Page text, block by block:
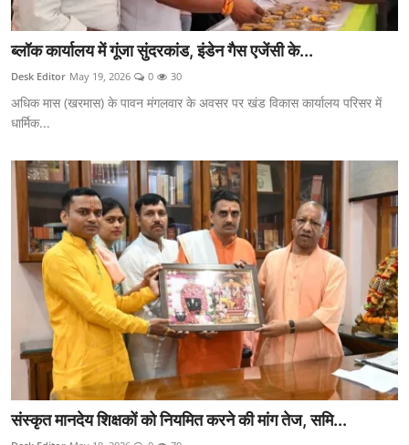
ब्लॉक कार्यालय में गूंजा सुंदरकांड, इंडेन गैस एजेंसी के...
Desk Editor May 19, 2026 0 30
अधिक मास (खरमास) के पावन मंगलवार के अवसर पर खंड विकास कार्यालय परिसर में
धार्मिक...
संस्कृत मानदेय शिक्षकों को नियमित करने की मांग तेज, समि...